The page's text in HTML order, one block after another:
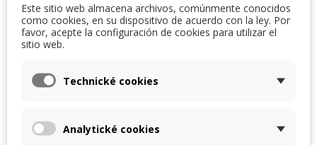
¿Qué tiene de especial el
intercambiador de entalpía
Este sitio web almacena archivos, comúnmente conocidos
como cookies, en su dispositivo de acuerdo con la ley. Por
favor, acepte la configuración de cookies para utilizar el
sitio web.
Technické cookies
Analytické cookies